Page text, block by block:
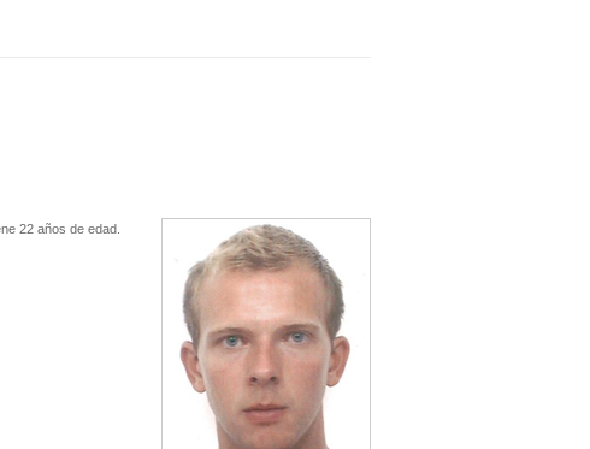
22 años de edad.